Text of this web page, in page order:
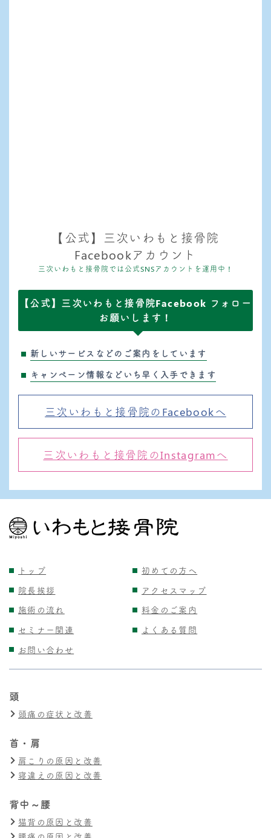
【公式】三次いわもと接骨院
Facebookアカウント
三次いわもと接骨院では公式SNSアカウントを運用中！
【公式】三次いわもと接骨院Facebook フォロー
お願いします！
新しいサービスなどのご案内をしています
キャンペーン情報などいち早く入手できます
三次いわもと接骨院のFacebookへ
三次いわもと接骨院のInstagramへ
トップ
初めての方へ
院長挨拶
アクセスマップ
施術の流れ
料金のご案内
セミナー関連
よくある質問
お問い合わせ
頭
頭痛の症状と改善
首・肩
肩こりの原因と改善
寝違えの原因と改善
背中～腰
猫背の原因と改善